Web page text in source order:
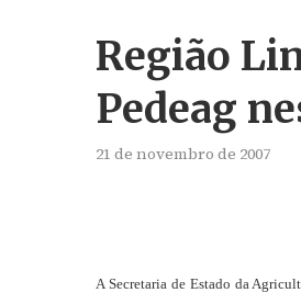
Região
Pedeag
21 de novembro de 2007
A Secretaria de Estado da